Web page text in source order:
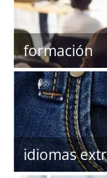
formación
idiomas